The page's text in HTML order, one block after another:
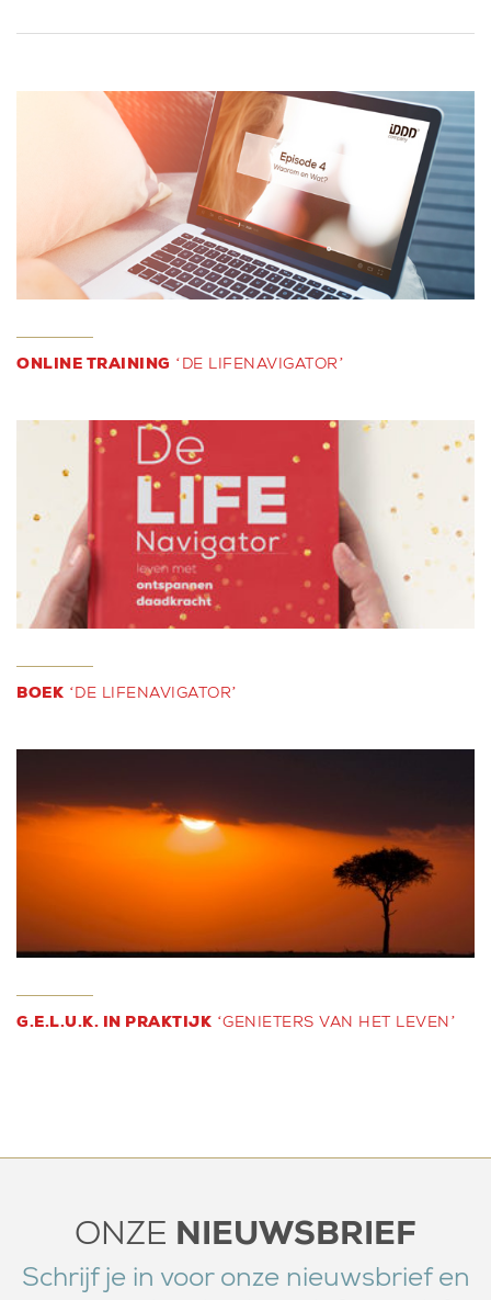
ONLINE TRAINING ‘DE LIFENAVIGATOR’
BOEK ‘DE LIFENAVIGATOR’
G.E.L.U.K. IN PRAKTIJK ‘GENIETERS VAN HET LEVEN’
ONZE NIEUWSBRIEF
Schrijf je in voor onze nieuwsbrief en